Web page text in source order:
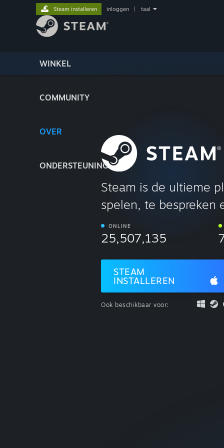
WINKEL
COMMUNITY
OVER
ONDERSTEUNING
Steam installeren inloggen taal
Steam is de ultieme
spelen, te bespreken
ONLINE
25,507,135
STEAM
INSTALLEREN
Ook beschikbaar voor: